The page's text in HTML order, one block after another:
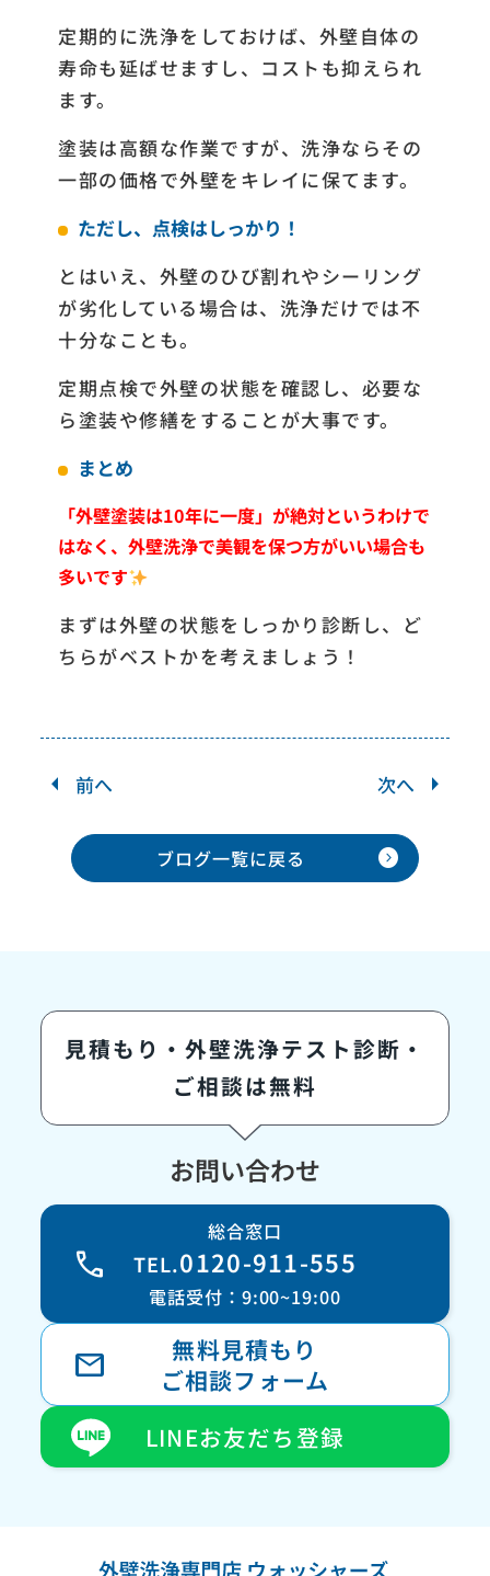
定期的に洗浄をしておけば、外壁自体の
寿命も延ばせますし、コストも抑えられ
ます。
塗装は高額な作業ですが、洗浄ならその
一部の価格で外壁をキレイに保てます。
ただし、点検はしっかり！
とはいえ、外壁のひび割れやシーリング
が劣化している場合は、洗浄だけでは不
十分なことも。
定期点検で外壁の状態を確認し、必要な
ら塗装や修繕をすることが大事です。
まとめ
「外壁塗装は10年に一度」が絶対というわけで
はなく、外壁洗浄で美観を保つ方がいい場合も
多いです
まずは外壁の状態をしっかり診断し、ど
ちらがベストかを考えましょう！
前へ 次へ
ブログ一覧に戻る expand_circle_right
見積もり・外壁洗浄テスト診断・
ご相談は無料
お問い合わせ
call
総合窓口
TEL.0120-911-555
電話受付：9:00~19:00
mail
無料見積もり
ご相談フォーム
LINEお友だち登録